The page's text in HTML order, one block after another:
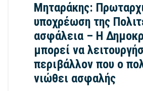
Μηταράκης:
υποχρέωση της
ασφάλεια – Η
μπορεί να
περιβάλλον που ο
νιώθει ασφαλής